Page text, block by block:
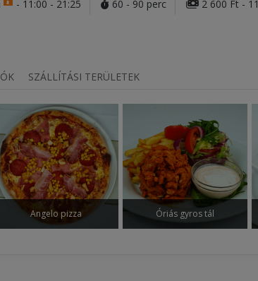
- 11:00 - 21:25 60 - 90 perc 2 600 Ft -
SZÁLLÍTÁSI TERÜLETEK
Angelo pizza Óriás gyros tál